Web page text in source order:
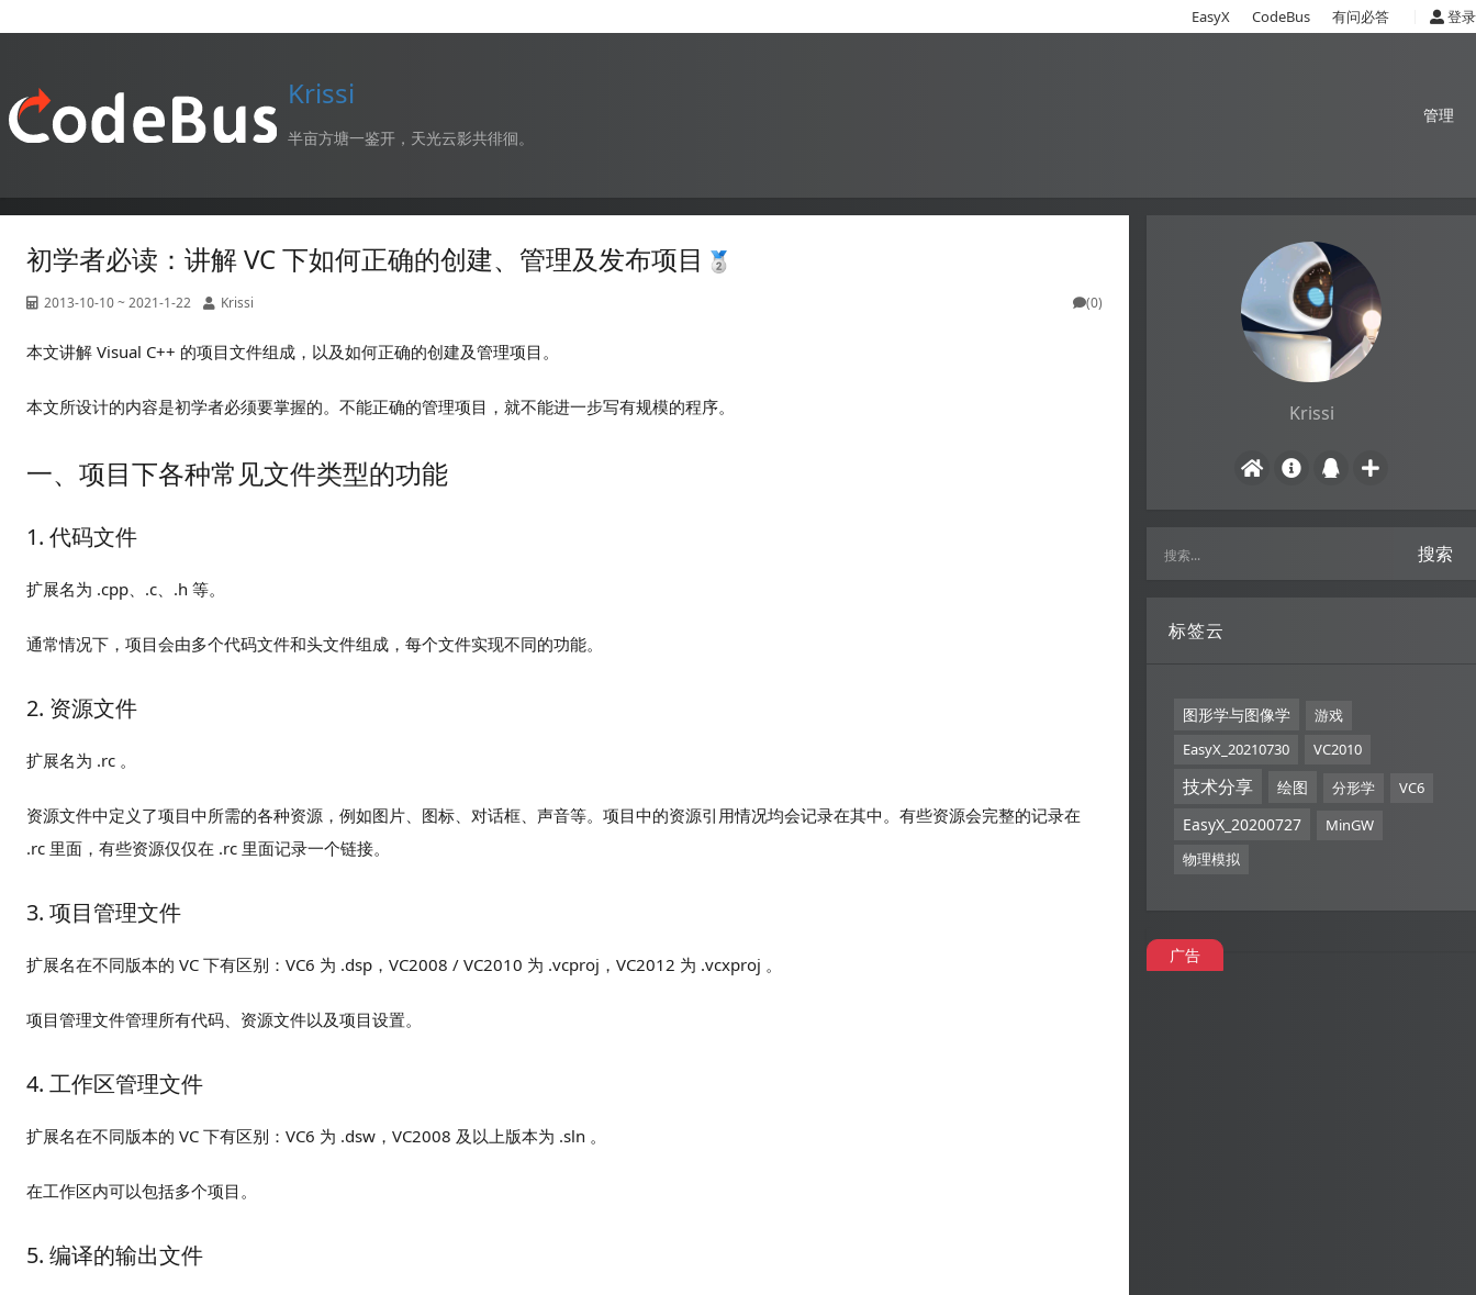
EasyX CodeBus 有问必答 登录
Krissi
半亩方塘一鉴开，天光云影共徘徊。
管理
初学者必读：讲解 VC 下如何正确的创建、管理及发布项目
2013-10-10 ~ 2021-1-22 Krissi (0)
本文讲解 Visual C++ 的项目文件组成，以及如何正确的创建及管理项目。
本文所设计的内容是初学者必须要掌握的。不能正确的管理项目，就不能进一步写有规模的程序。
一、项目下各种常见文件类型的功能
1. 代码文件
扩展名为 .cpp、.c、.h 等。
通常情况下，项目会由多个代码文件和头文件组成，每个文件实现不同的功能。
2. 资源文件
扩展名为 .rc 。
资源文件中定义了项目中所需的各种资源，例如图片、图标、对话框、声音等。项目中的资源引用情况均会记录在其中。有些资源会完整的记录在
.rc 里面，有些资源仅仅在 .rc 里面记录一个链接。
3. 项目管理文件
扩展名在不同版本的 VC 下有区别：VC6 为 .dsp，VC2008 / VC2010 为 .vcproj，VC2012 为 .vcxproj 。
项目管理文件管理所有代码、资源文件以及项目设置。
4. 工作区管理文件
扩展名在不同版本的 VC 下有区别：VC6 为 .dsw，VC2008 及以上版本为 .sln 。
在工作区内可以包括多个项目。
5. 编译的输出文件
Krissi
搜索
标签云
图形学与图像学
游戏
EasyX_20210730
VC2010
技术分享 绘图 分形学 VC6
EasyX_20200727
MinGW
物理模拟
广告